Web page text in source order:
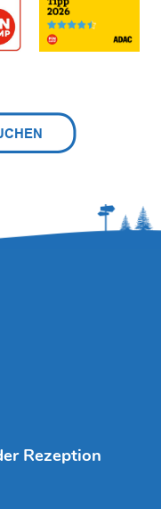
Rezeption